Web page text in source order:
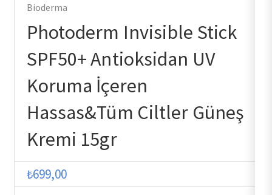
Bioderma
Photoderm Invisible Stick
SPF50+ Antioksidan UV
Koruma İçeren
Hassas&Tüm Ciltler Güneş
Kremi 15gr
₺699,00